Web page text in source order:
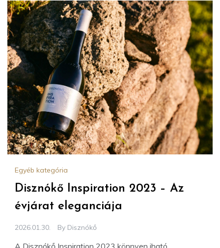
Egyéb kategória
Disznókő Inspiration 2023 – Az
évjárat eleganciája
2026.01.30. By Disznókő
A Disznókő Inspiration 2023 könnyen iható,